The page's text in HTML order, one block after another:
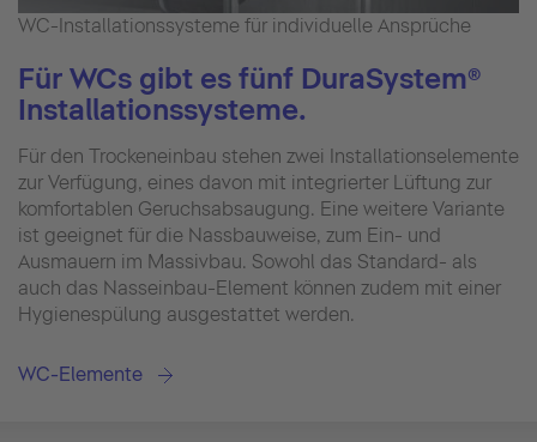
WC-Installationssysteme für individuelle Ansprüche
Für WCs gibt es fünf DuraSystem®
Installationssysteme.
Für den Trockeneinbau stehen zwei Installationselemente
zur Verfügung, eines davon mit integrierter Lüftung zur
komfortablen Geruchsabsaugung. Eine weitere Variante
ist geeignet für die Nassbauweise, zum Ein- und
Ausmauern im Massivbau. Sowohl das Standard- als
auch das Nasseinbau-Element können zudem mit einer
Hygienespülung ausgestattet werden.
WC-Elemente